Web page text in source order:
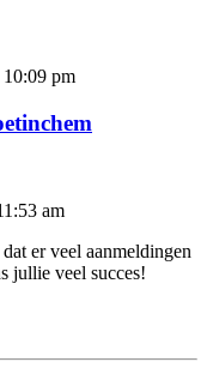
pm
am
er veel aanmeldingen
jullie veel succes!